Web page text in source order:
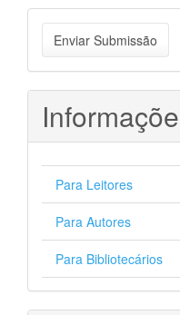
Enviar
Submissão
Enviar Submissão
Para Leitores
Para Autores
Para Bibliotecários